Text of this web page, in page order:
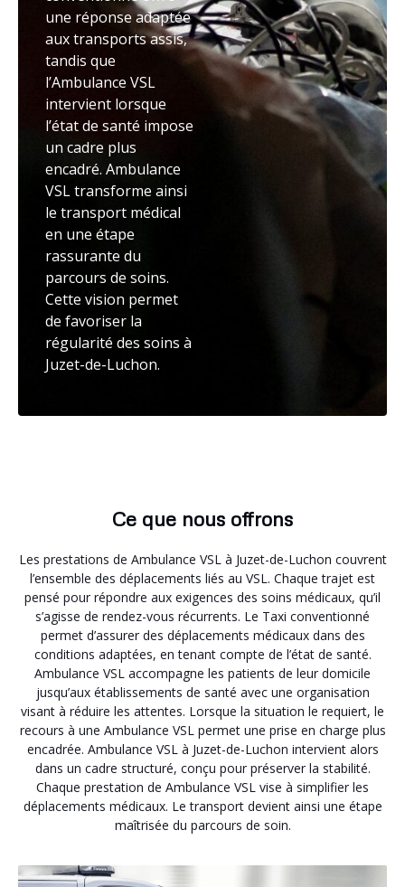
une réponse adaptée
aux transports assis,
tandis que
l’Ambulance VSL
intervient lorsque
l’état de santé impose
un cadre plus
encadré. Ambulance
VSL transforme ainsi
le transport médical
en une étape
rassurante du
parcours de soins.
Cette vision permet
de favoriser la
régularité des soins à
Juzet-de-Luchon.
Ce que nous offrons
Les prestations de Ambulance VSL à Juzet-de-Luchon couvrent
l’ensemble des déplacements liés au VSL. Chaque trajet est
pensé pour répondre aux exigences des soins médicaux, qu’il
s’agisse de rendez-vous récurrents. Le Taxi conventionné
permet d’assurer des déplacements médicaux dans des
conditions adaptées, en tenant compte de l’état de santé.
Ambulance VSL accompagne les patients de leur domicile
jusqu’aux établissements de santé avec une organisation
visant à réduire les attentes. Lorsque la situation le requiert, le
recours à une Ambulance VSL permet une prise en charge plus
encadrée. Ambulance VSL à Juzet-de-Luchon intervient alors
dans un cadre structuré, conçu pour préserver la stabilité.
Chaque prestation de Ambulance VSL vise à simplifier les
déplacements médicaux. Le transport devient ainsi une étape
maîtrisée du parcours de soin.